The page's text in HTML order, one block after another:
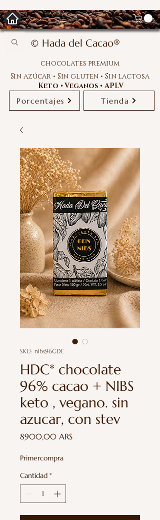
© Hada del Cacao®
chocolates premium
Sin azúcar • Sin gluten • Sin lactosa
Keto • Veganos • APLV
Porcentajes
Tienda
SKU: nibs96GDE
HDC* chocolate
96% cacao + NIBS
keto , vegano. sin
azucar, con stev
8900,00 ARSPrecio
Primercompra
Cantidad *